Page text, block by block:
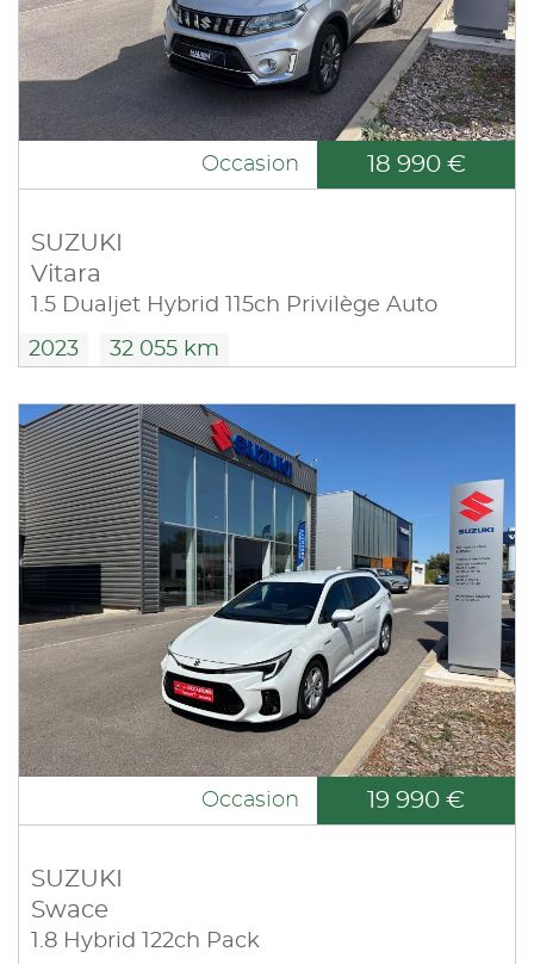
Occasion 18 990 €
SUZUKI
Vitara
1.5 Dualjet Hybrid 115ch Privilège Auto
2023 32 055 km
Occasion 19 990 €
SUZUKI
Swace
1.8 Hybrid 122ch Pack